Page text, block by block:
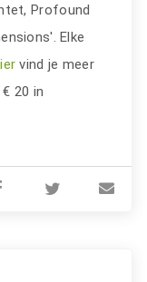
Profound
Elke
vind je meer
20 in